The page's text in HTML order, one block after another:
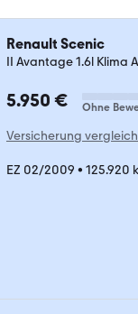
Renault Scenic
II Avantage 1.6l Klima
5.950 € Ohne
Versicherung
EZ 02/2009 • 125.920